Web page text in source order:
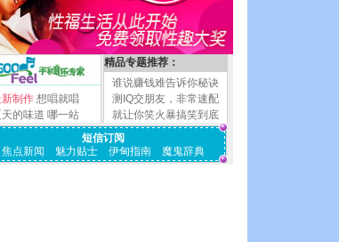
制作 想唱就唱
天的味道 哪一站
精品专题推荐：
谁说赚钱难告诉你秘诀
测IQ交朋友，非常速配
就让你笑火暴搞笑到底
短信订阅
焦点新闻
魅力贴士 伊甸指南 魔鬼辞典